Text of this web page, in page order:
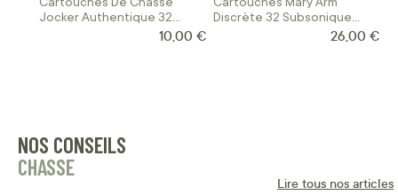
Jocker Authentique 32
10,00 €
Discrète 32 Subsonique
26,00 €
NOS CONSEILS
CHASSE
Lire tous nos articles